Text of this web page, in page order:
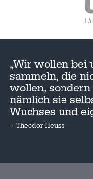
„Wir wollen bei
sammeln, die
wollen,
nämlich sie
Wuchses und
– Theodor Heuss